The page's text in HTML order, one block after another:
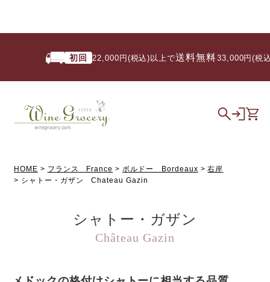
初回 22,000円(税込)以上で送料無料/ 33,000円(税込)
HOME フランス France ボルドー Bordeaux
右岸
シャトー・ガザン Chateau Gazin
シャトー・ガザン
Château Gazin